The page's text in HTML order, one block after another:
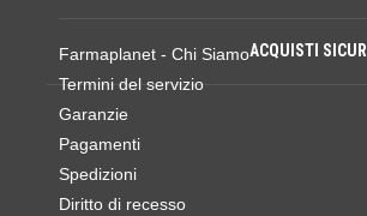
Farmaplanet - Chi Siamo
Termini del servizio
Garanzie
Pagamenti
Spedizioni
Diritto di recesso
ACQUISTI SICURI